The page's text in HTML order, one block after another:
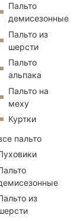
Пальто
демисезонные
Пальто из
шерсти
Пальто
альпака
Пальто на
меху
Куртки
пальто
из